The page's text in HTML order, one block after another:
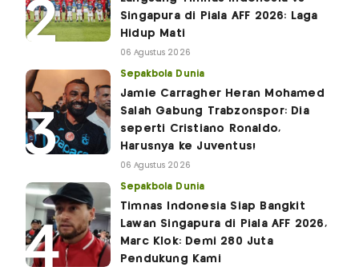
Singapura di Piala AFF 2026: Laga
Hidup Mati
06 Agustus 2026
Sepakbola Dunia
Jamie Carragher Heran Mohamed
Salah Gabung Trabzonspor: Dia
seperti Cristiano Ronaldo,
Harusnya ke Juventus!
06 Agustus 2026
Sepakbola Dunia
Timnas Indonesia Siap Bangkit
Lawan Singapura di Piala AFF 2026,
Marc Klok: Demi 280 Juta
Pendukung Kami